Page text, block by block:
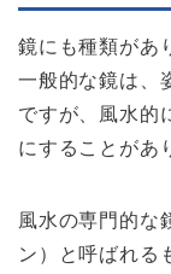
鏡にも種類があ
一般的な鏡は、
ですが、風水的
にすることがあ
風水の専門的な
ン）と呼ばれる